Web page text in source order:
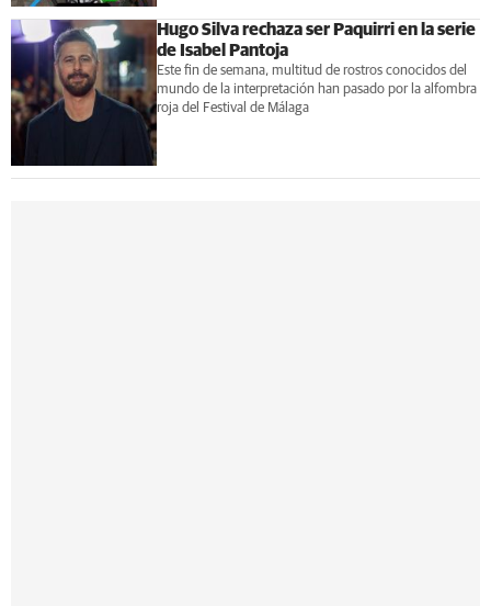
Hugo Silva rechaza ser Paquirri en la serie
de Isabel Pantoja
Este fin de semana, multitud de rostros conocidos del
mundo de la interpretación han pasado por la alfombra
roja del Festival de Málaga